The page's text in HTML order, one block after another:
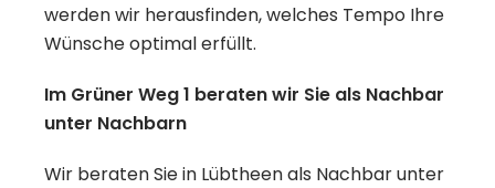
werden wir herausfinden, welches Tempo Ihre
Wünsche optimal erfüllt.
Im Grüner Weg 1 beraten wir Sie als Nachbar
unter Nachbarn
Wir beraten Sie in Lübtheen als Nachbar unter